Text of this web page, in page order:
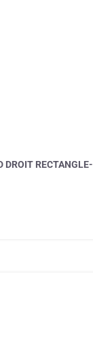
DROIT RECTANGLE-